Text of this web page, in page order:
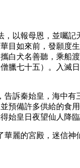
以報母恩，並囑
目如來前，發願度
白犬名善聽，乘船
臘七十五）。入滅
告訴秦始皇，海中
預備許多供給的食
始皇日夜望仙人降
麗的宮殿，迷信神